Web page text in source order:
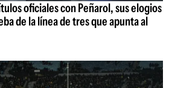
oficiales con Peñarol, sus elogios
de la línea de tres que apunta al